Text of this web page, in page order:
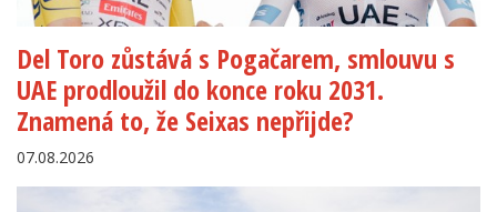
Del Toro zůstává s Pogačarem, smlouvu s
UAE prodloužil do konce roku 2031.
Znamená to, že Seixas nepřijde?
07.08.2026